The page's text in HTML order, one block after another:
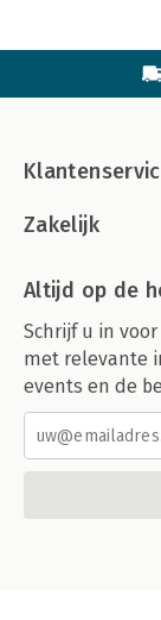
Zakelijk
Altijd op de
Schrijf u in
met relevante
events en de